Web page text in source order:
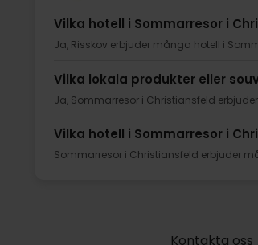
Vilka hotell i Sommarresor i
Ja, Risskov erbjuder många hotell i
Vilka lokala produkter eller
Ja, Sommarresor i Christiansfeld
Vilka hotell i Sommarresor i
Sommarresor i Christiansfeld erbjuder
Kontakta oss